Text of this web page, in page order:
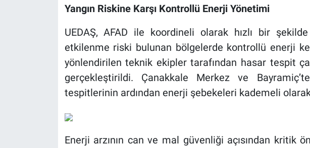
Yangın Riskine Karşı Kontrollü Enerji Yönetimi
UEDAŞ, AFAD ile koordineli olarak hızlı bir
etkilenme riski bulunan bölgelerde kontrollü enerji
yönlendirilen teknik ekipler tarafından hasar tespit
gerçekleştirildi. Çanakkale Merkez ve
tespitlerinin ardından enerji şebekeleri kademeli olarak
Enerji arzının can ve mal güvenliği açısından kritik